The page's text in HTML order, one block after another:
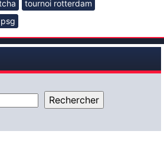
tournoi rotterdam